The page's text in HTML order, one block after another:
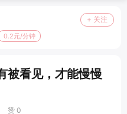
+ 关注
0.2元/分钟
被看见，才能慢慢
赞 0